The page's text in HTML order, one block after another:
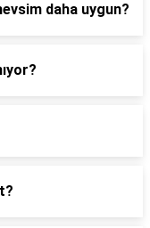
daha uygun?